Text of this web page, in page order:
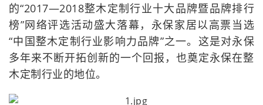
的“2017—2018整木定制行业十大品牌暨品牌排行
榜”网络评选活动盛大落幕，永保家居以高票当选
“中国整木定制行业影响力品牌”之一。这是对永保
多年来不断开拓创新的一个回报，也奠定永保在整
木定制行业的地位。